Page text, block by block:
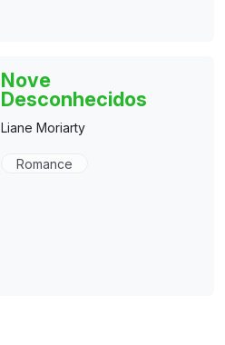
Nove
Desconhecidos
Liane Moriarty
Romance